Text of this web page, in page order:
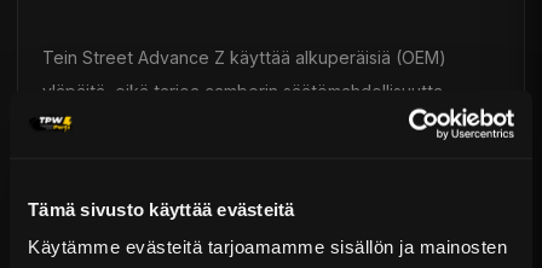
Tämä sivusto käyttää evästeitä
Käytämme evästeitä tarjoamamme sisällön ja mainosten
Tein Street Advance Z käyttää alkuperäisiä (OEM)
yläpäitä, eikä tarjoa camberin säätömahdollisuutta.
Japanilaisen valmistusteknologian ansiosta Tein-
Toimitus & Palautukset